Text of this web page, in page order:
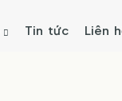
Tin tức Liên